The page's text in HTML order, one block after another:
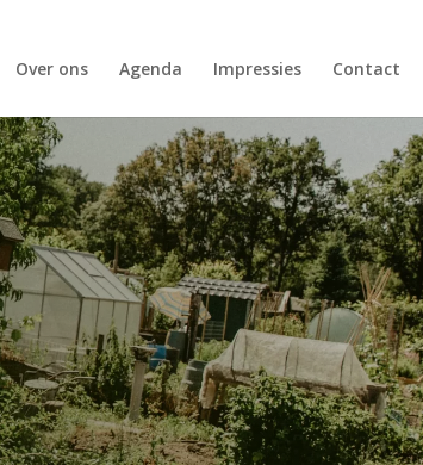
Over ons Agenda Impressies Contact